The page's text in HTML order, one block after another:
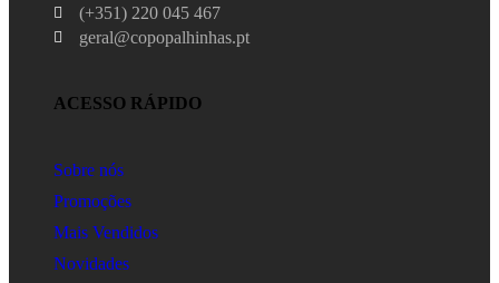
(+351) 220 045 467
geral@copopalhinhas.pt
ACESSO RÁPIDO
Sobre nós
Promoções
Mais Vendidos
Novidades